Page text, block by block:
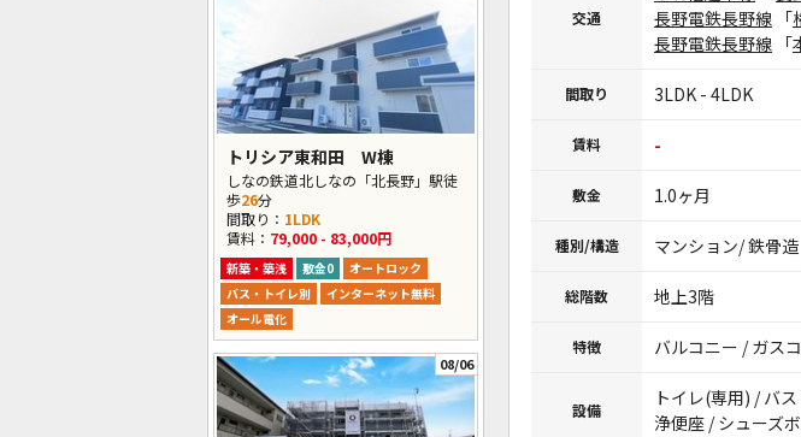
トリシア東和田 W棟
しなの鉄道北しなの「北長野」駅徒
歩26分
間取り： 1LDK
賃料： 79,000 - 83,000円
新築・築浅 敷金0
オートロック
バス・トイレ別
インターネット無料
オール電化
08/06
交通
長野電鉄長野線 「
長野電鉄長野線 「
間取り 3LDK - 4LDK
賃料 -
敷金 1.0ヶ月
種別/構造 マンション/ 鉄骨造
総階数 地上3階
特徴 バルコニー / ガス
設備
トイレ(専用) / バ
浄便座 / シューズ